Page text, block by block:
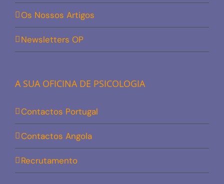
Os Nossos Artigos
Newsletters OP
A SUA OFICINA DE PSICOLOGIA
Contactos Portugal
Contactos Angola
Recrutamento